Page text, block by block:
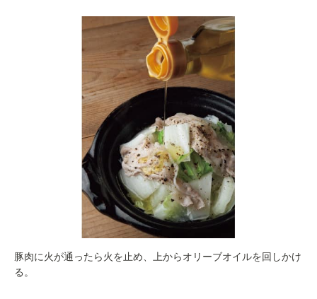
豚肉に火が通ったら火を止め、上からオリーブオイルを回しかけ
る。